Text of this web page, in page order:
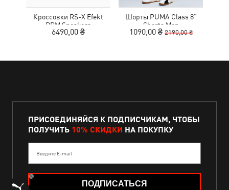
Кроссовки RS-X Efekt
PRM Sneakers
6490,00 ₴
Шорты PUMA Class 8"
Shorts Men
1090,00 ₴ 2190,00 ₴
ПРИСОЕДИНЯЙСЯ К ПОДПИСЧИКАМ, ЧТОБЫ
ПОЛУЧИТЬ 10% СКИДКИ НА ПОКУПКУ
Введите E-mail
ПОДПИСАТЬСЯ